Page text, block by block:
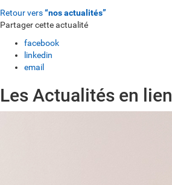
Retour vers“nos actualités”
Partager cette actualité
facebook
linkedin
email
Les Actualités en lien